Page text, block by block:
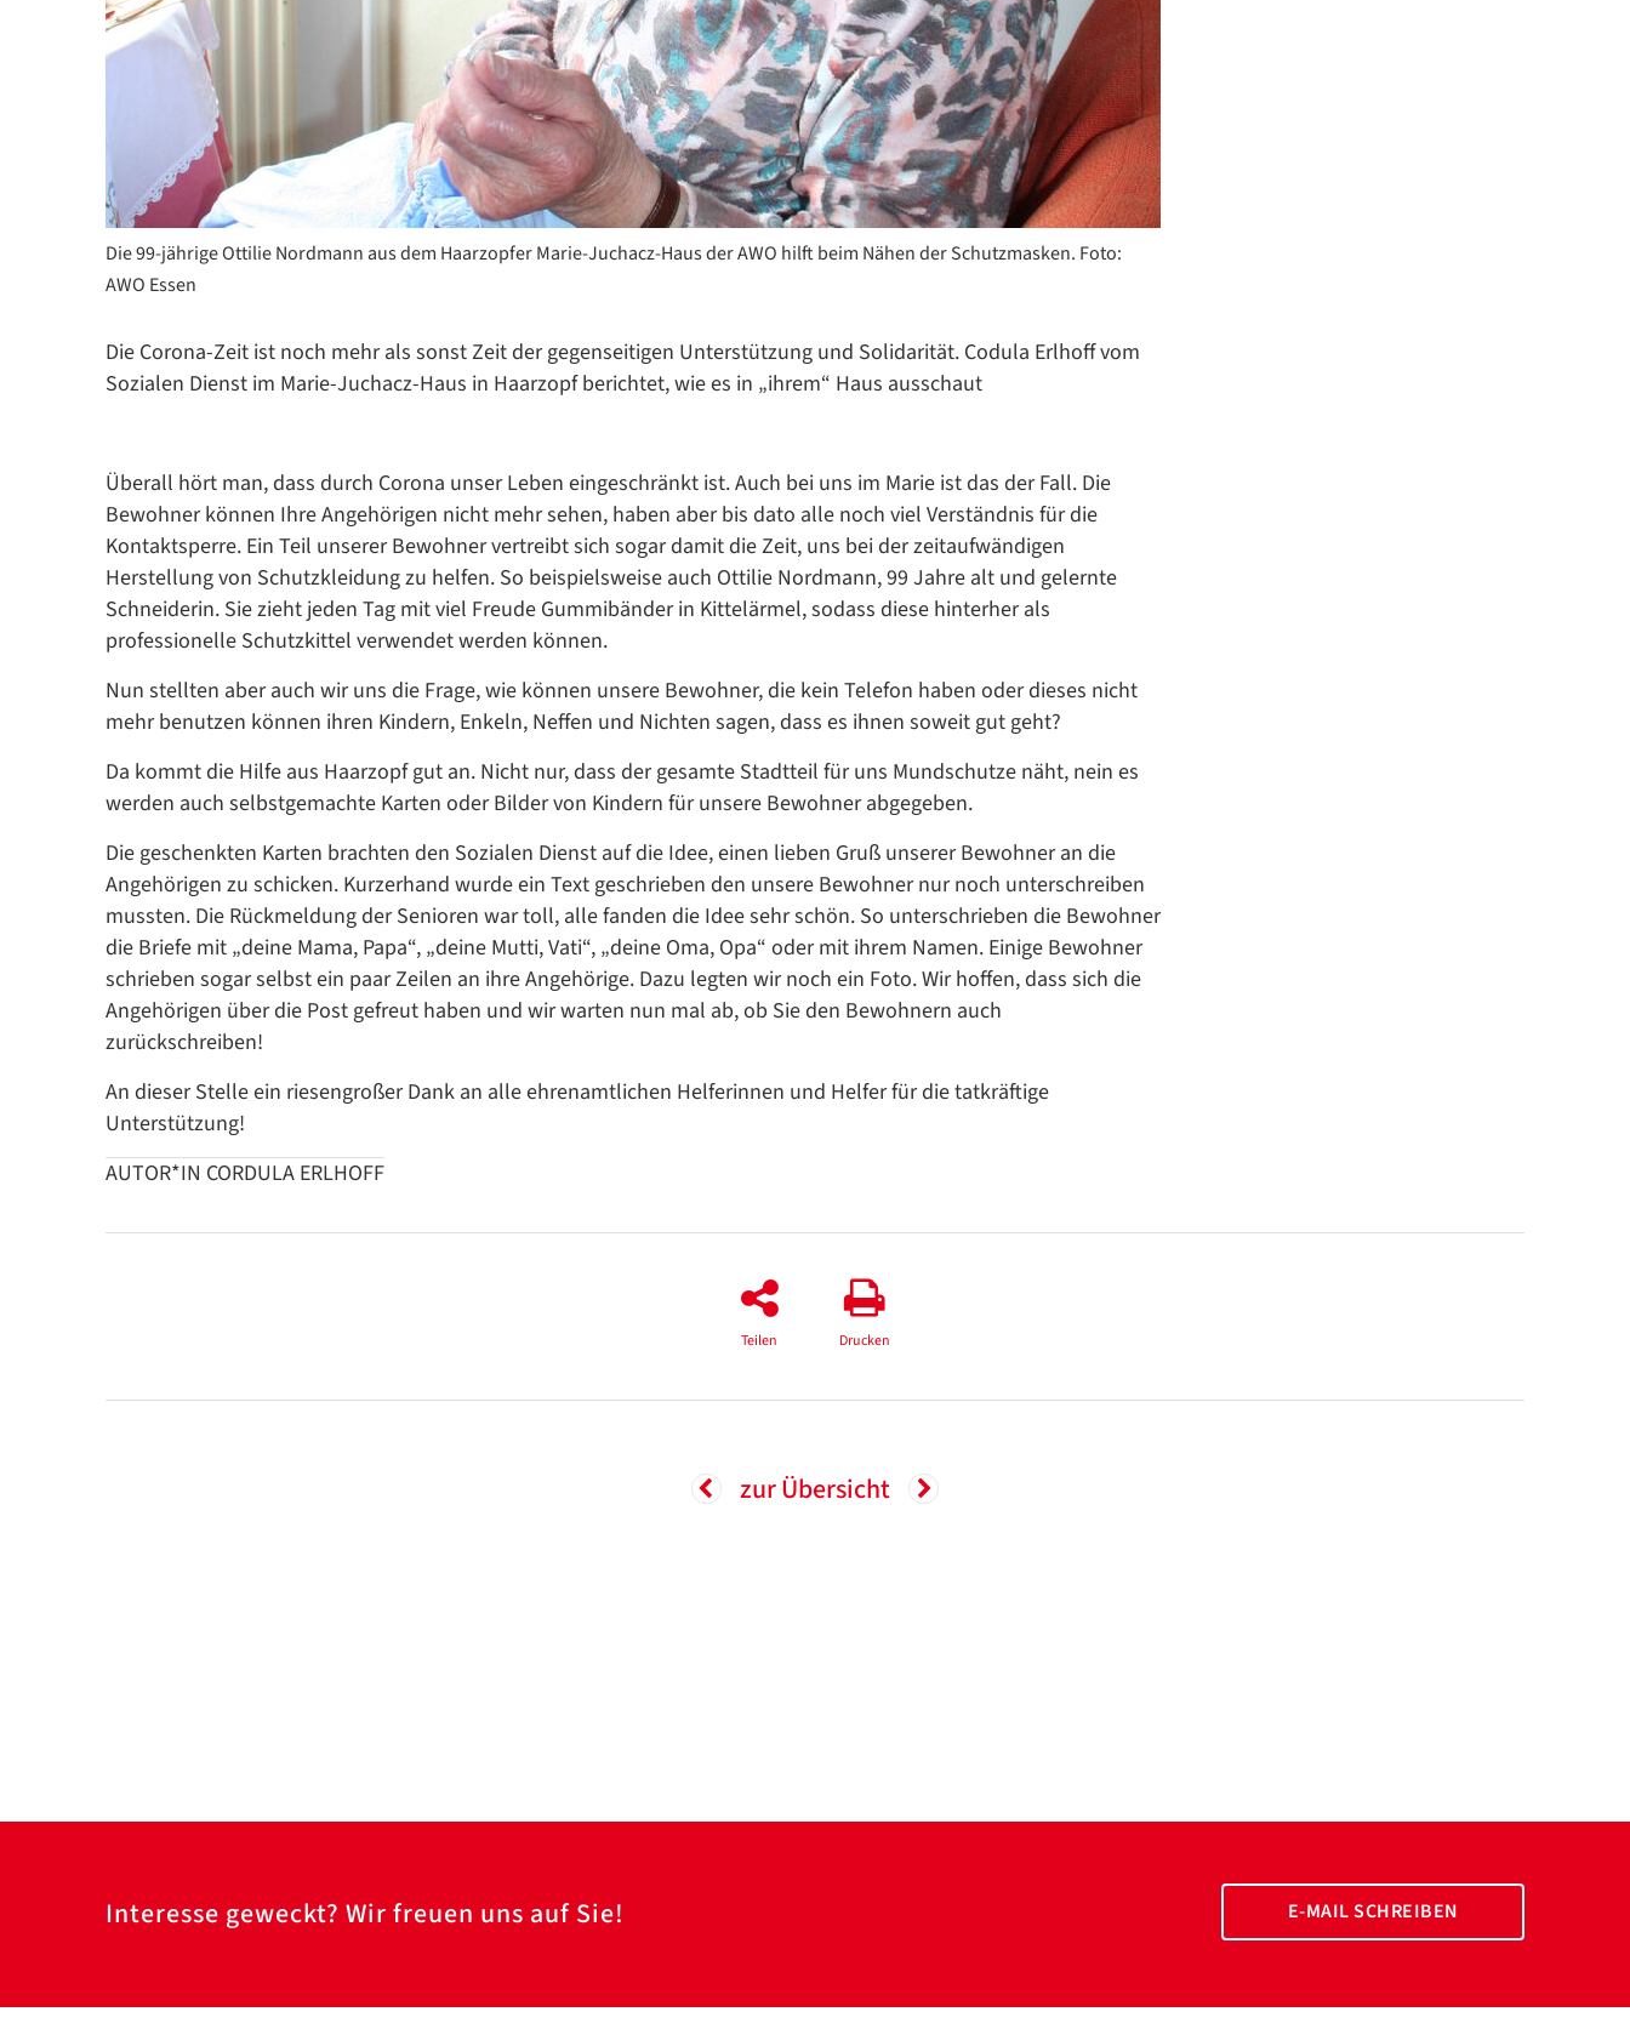
Die 99-jährige Ottilie Nordmann aus dem Haarzopfer Marie-Juchacz-Haus der AWO hilft beim Nähen der Schutzmasken. Foto:
AWO Essen
Die Corona-Zeit ist noch mehr als sonst Zeit der gegenseitigen Unterstützung und Solidarität. Codula Erlhoff vom
Sozialen Dienst im Marie-Juchacz-Haus in Haarzopf berichtet, wie es in „ihrem“ Haus ausschaut
Überall hört man, dass durch Corona unser Leben eingeschränkt ist. Auch bei uns im Marie ist das der Fall. Die
Bewohner können Ihre Angehörigen nicht mehr sehen, haben aber bis dato alle noch viel Verständnis für die
Kontaktsperre. Ein Teil unserer Bewohner vertreibt sich sogar damit die Zeit, uns bei der zeitaufwändigen
Herstellung von Schutzkleidung zu helfen. So beispielsweise auch Ottilie Nordmann, 99 Jahre alt und gelernte
Schneiderin. Sie zieht jeden Tag mit viel Freude Gummibänder in Kittelärmel, sodass diese hinterher als
professionelle Schutzkittel verwendet werden können.
Nun stellten aber auch wir uns die Frage, wie können unsere Bewohner, die kein Telefon haben oder dieses nicht
mehr benutzen können ihren Kindern, Enkeln, Neffen und Nichten sagen, dass es ihnen soweit gut geht?
Da kommt die Hilfe aus Haarzopf gut an. Nicht nur, dass der gesamte Stadtteil für uns Mundschutze näht, nein es
werden auch selbstgemachte Karten oder Bilder von Kindern für unsere Bewohner abgegeben.
Die geschenkten Karten brachten den Sozialen Dienst auf die Idee, einen lieben Gruß unserer Bewohner an die
Angehörigen zu schicken. Kurzerhand wurde ein Text geschrieben den unsere Bewohner nur noch unterschreiben
mussten. Die Rückmeldung der Senioren war toll, alle fanden die Idee sehr schön. So unterschrieben die Bewohner
die Briefe mit „deine Mama, Papa“, „deine Mutti, Vati“, „deine Oma, Opa“ oder mit ihrem Namen. Einige Bewohner
schrieben sogar selbst ein paar Zeilen an ihre Angehörige. Dazu legten wir noch ein Foto. Wir hoffen, dass sich die
Angehörigen über die Post gefreut haben und wir warten nun mal ab, ob Sie den Bewohnern auch
zurückschreiben!
An dieser Stelle ein riesengroßer Dank an alle ehrenamtlichen Helferinnen und Helfer für die tatkräftige
Unterstützung!
AUTOR*IN CORDULA ERLHOFF
Teilen Drucken
zur Übersicht
Interesse geweckt? Wir freuen uns auf Sie! E-MAIL SCHREIBEN
Datenschutzerklärung
ZURÜCK
Datenschutzerklärung
Google Datenschutzerklärung
Translate
ZURÜCK